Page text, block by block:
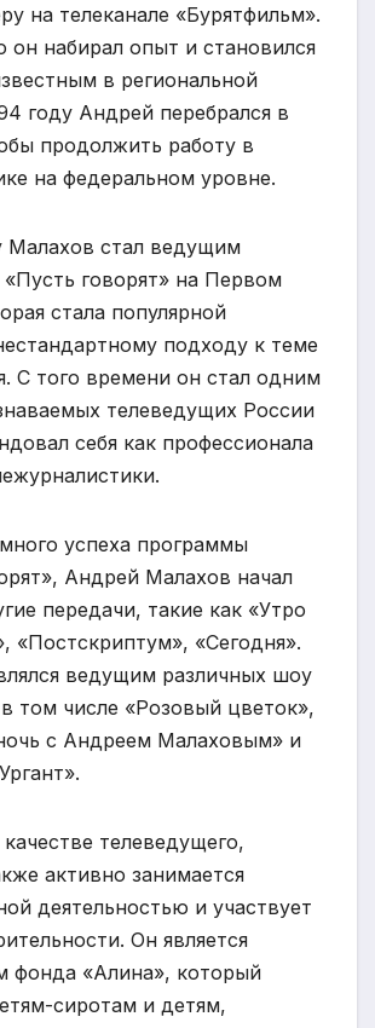
на телеканале «Бурятфильм».
он набирал опыт и становился
в региональной
году Андрей перебрался в
продолжить работу в
на федеральном уровне.
Малахов стал ведущим
говорят» на Первом
стала популярной
подходу к теме
С того времени он стал одним
телеведущих России
себя как профессионала
успеха программы
Андрей Малахов начал
передачи, такие как «Утро
«Постскриптум», «Сегодня».
ведущим различных шоу
том числе «Розовый цветок»,
с Андреем Малаховым» и
телеведущего,
активно занимается
деятельностью и участвует
Он является
фонда «Алина», который
сиротам и детям,